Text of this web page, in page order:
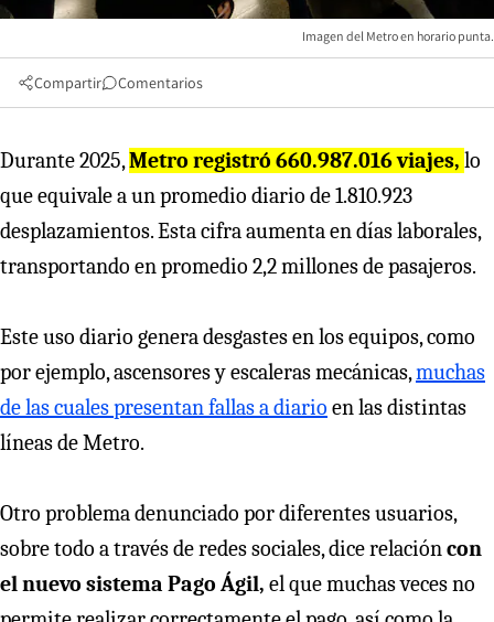
Imagen del Metro en horario punta.
Compartir Comentarios
Durante 2025,Metro registró 660.987.016 viajes, lo
que equivale a un promedio diario de 1.810.923
desplazamientos. Esta cifra aumenta en días laborales,
transportando en promedio 2,2 millones de pasajeros.
Este uso diario genera desgastes en los equipos, como
por ejemplo, ascensores y escaleras mecánicas,muchas
de las cuales presentan fallas a diario en las distintas
líneas de Metro.
Otro problema denunciado por diferentes usuarios,
sobre todo a través de redes sociales, dice relacióncon
el nuevo sistema Pago Ágil, el que muchas veces no